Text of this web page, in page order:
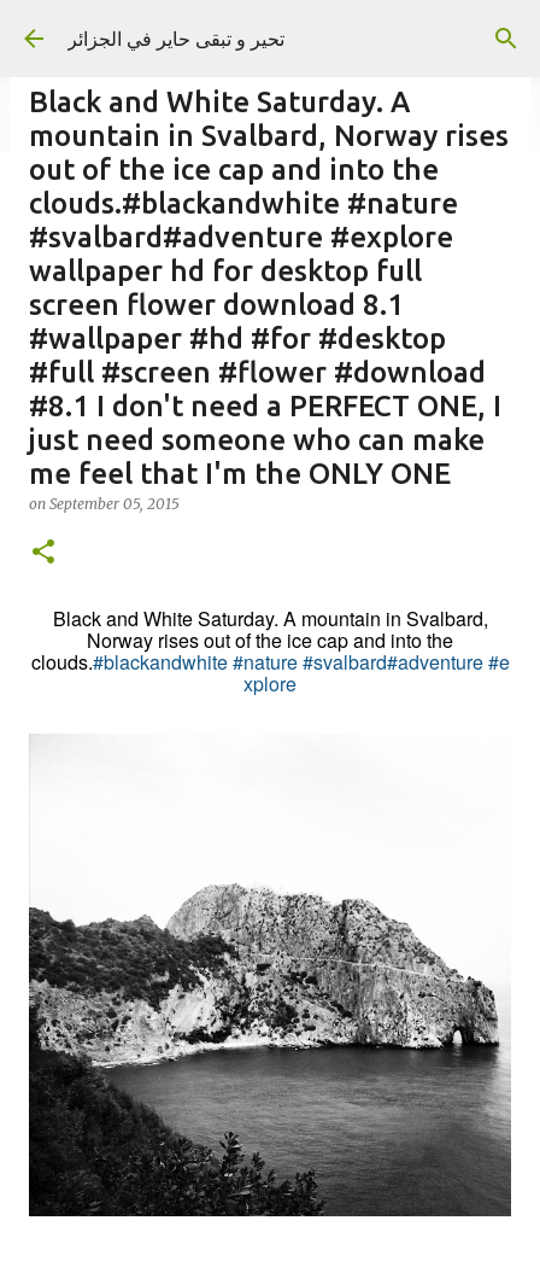
Skip to main content
تحير و تبقى حاير في الجزائر
onSeptember 02, 2023
Black and White Saturday. A
mountain in Svalbard, Norway rises
out of the ice cap and into the
clouds.#blackandwhite #nature
#svalbard#adventure #explore
wallpaper hd for desktop full
screen flower download 8.1
#wallpaper #hd #for #desktop
#full #screen #flower #download
#8.1 I don't need a PERFECT ONE, I
just need someone who can make
me feel that I'm the ONLY ONE
on September 05, 2015
Black and White Saturday. A mountain in Svalbard,
Norway rises out of the ice cap and into the
clouds.#blackandwhite#nature#svalbard#adventure#e
xplore